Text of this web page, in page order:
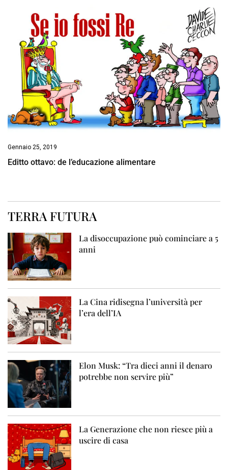
Gennaio 25, 2019
Editto ottavo: de l’educazione alimentare
TERRA FUTURA
La disoccupazione può cominciare a 5
anni
La Cina ridisegna l’università per
l’era dell’IA
Elon Musk: “Tra dieci anni il denaro
potrebbe non servire più”
La Generazione che non riesce più a
uscire di casa